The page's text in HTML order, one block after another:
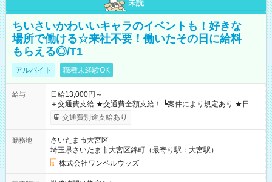
未読
ちいさいかわいいキャラのイベントも！好きな
場所で働ける☆来社不要！働いたその日に給料
もらえる◎/T1
アルバイト 職種未経験OK
給与
日給13,000円～
＋交通費支給 ★交通費全額支給！ ┗案件により規定あり ★日払
いOK！（規定あり） ┗働いたその日に現金GET♪ お仕事後はコ
ンビニATMから 日払い分を引き落とせます！ 【試用期間】試
交通費別途支給あり
勤務地
さいたま市大宮区
埼玉県さいたま市大宮区錦町（最寄り駅：大宮駅）
株式会社ワンベルウッズ